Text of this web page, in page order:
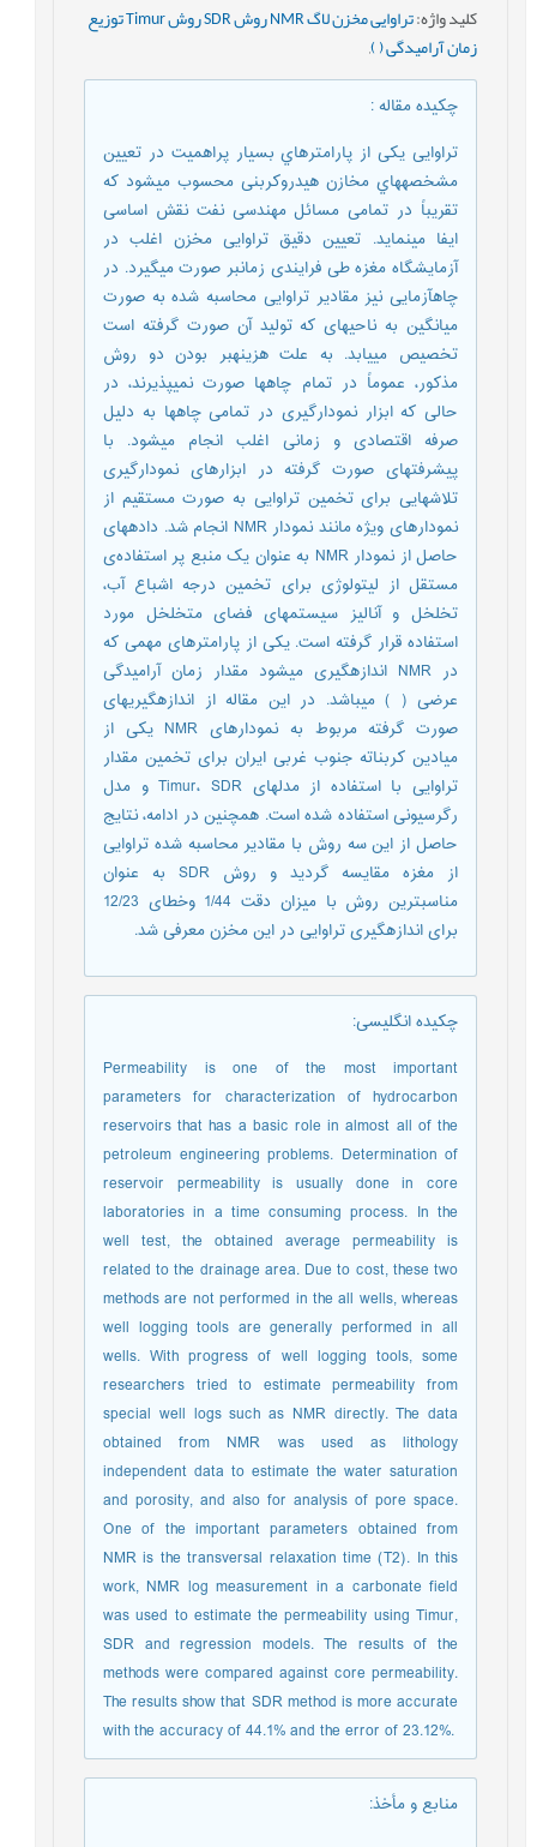
کلید واژه:
تراوایی مخزن لاگ NMR روش SDR روش Timur توزیع
زمان آرامیدگی ( )
چکیده مقاله:
تراوايی يكی از پارامترهاي بسیار پراهمیت در تعیین
مشخصه‏هاي مخازن هیدروكربنی محسوب می‏شود كه
تقريباً در تمامی مسائل مهندسی نفت نقش اساسی
ايفا می‏نمايد. تعیین دقیق تراوایی مخزن اغلب در
آزمایشگاه مغزه طی فرایندی زمانبر صورت می‏گیرد. در
چاه‏آزمایی نیز مقادیر تراوایی محاسبه شده به صورت
میانگین به ناحیه‏ای که تولید آن صورت گرفته است
تخصیص می‏یابد. به علت هزینه‏بر بودن دو روش
مذکور، عموماً در تمام چاه‏ها صورت نمی‏پذیرند، در
حالی که ابزار نمودارگیری در تمامی چاه‏ها به دلیل
صرفه اقتصادی و زمانی اغلب انجام می‏شود. با
پیشرفت‏های صورت گرفته در ابزارهای نمودارگیری
تلاش‏هایی برای تخمین تراوایی به صورت مستقیم از
نمودارهای ویژه مانند نمودار NMR انجام شد. داده‏های
حاصل از نمودار NMR به عنوان یک منبع پر استفاده‌ی
مستقل از لیتولوژی برای تخمین درجه اشباع آب،
تخلخل و آنالیز سیستم‏های فضای متخلخل مورد
استفاده قرار گرفته است. یکی از پارامترهای مهمی که
در NMR اندازه‏گیری می‏شود مقدار زمان آرامیدگی
عرضی ( ) می‏باشد. در این مقاله از اندازه‏گیری‏های
صورت گرفته مربوط به نمودارهای NMR یکی از
میادین کربناته جنوب غربی ایران برای تخمین مقدار
تراوایی با استفاده از مدل‏های Timur، SDR و مدل
رگرسیونی استفاده شده است. همچنین در ادامه، نتایج
حاصل از این سه روش با مقادیر محاسبه شده تراوایی
از مغزه مقایسه گردید و روش SDR به عنوان
مناسب‏ترین روش با میزان دقت 1/44 وخطای 12/23
برای اندازه‏گیری تراوایی در این مخزن معرفی شد.
چکیده انگلیسی:
Permeability is one of the most important
parameters for characterization of hydrocarbon
reservoirs that has a basic role in almost all of the
petroleum engineering problems. Determination of
reservoir permeability is usually done in core
laboratories in a time consuming process. In the
well test, the obtained average permeability is
related to the drainage area. Due to cost, these two
methods are not performed in the all wells, whereas
well logging tools are generally performed in all
wells. With progress of well logging tools, some
researchers tried to estimate permeability from
special well logs such as NMR directly. The data
obtained from NMR was used as lithology
independent data to estimate the water saturation
and porosity, and also for analysis of pore space.
One of the important parameters obtained from
NMR is the transversal relaxation time (T2). In this
work, NMR log measurement in a carbonate field
was used to estimate the permeability using Timur,
SDR and regression models. The results of the
methods were compared against core permeability.
The results show that SDR method is more accurate
with the accuracy of 44.1% and the error of 23.12%.
منابع و مأخذ: